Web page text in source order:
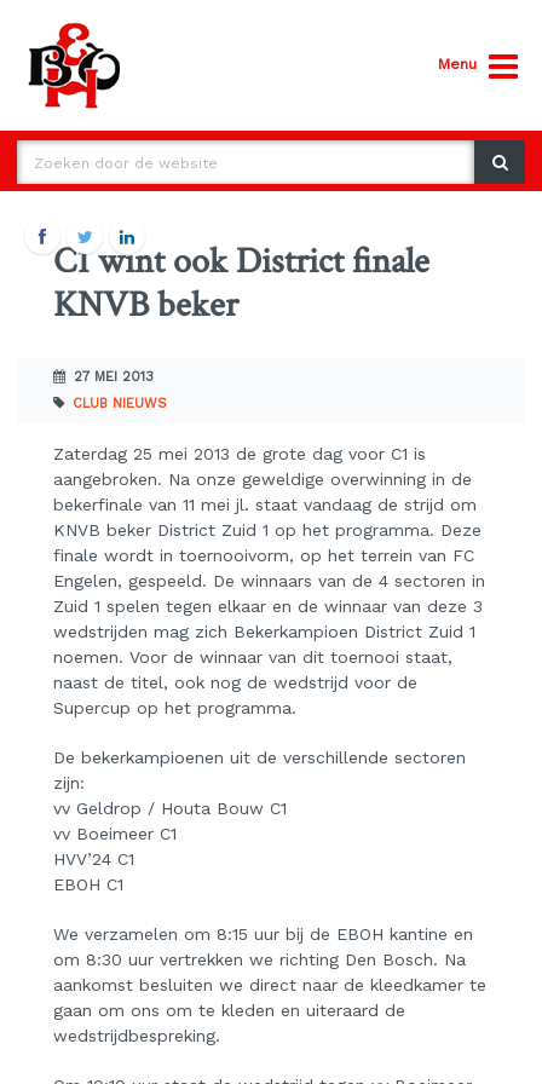
Menu
C1 wint ook District finale
KNVB beker
27 MEI 2013
CLUB NIEUWS
Zaterdag 25 mei 2013 de grote dag voor C1 is
aangebroken. Na onze geweldige overwinning in de
bekerfinale van 11 mei jl. staat vandaag de strijd om
KNVB beker District Zuid 1 op het programma. Deze
finale wordt in toernooivorm, op het terrein van FC
Engelen, gespeeld. De winnaars van de 4 sectoren in
Zuid 1 spelen tegen elkaar en de winnaar van deze 3
wedstrijden mag zich Bekerkampioen District Zuid 1
noemen. Voor de winnaar van dit toernooi staat,
naast de titel, ook nog de wedstrijd voor de
Supercup op het programma.
De bekerkampioenen uit de verschillende sectoren
zijn:
vv Geldrop / Houta Bouw C1
vv Boeimeer C1
HVV’24 C1
EBOH C1
We verzamelen om 8:15 uur bij de EBOH kantine en
om 8:30 uur vertrekken we richting Den Bosch. Na
aankomst besluiten we direct naar de kleedkamer te
gaan om ons om te kleden en uiteraard de
wedstrijdbespreking.